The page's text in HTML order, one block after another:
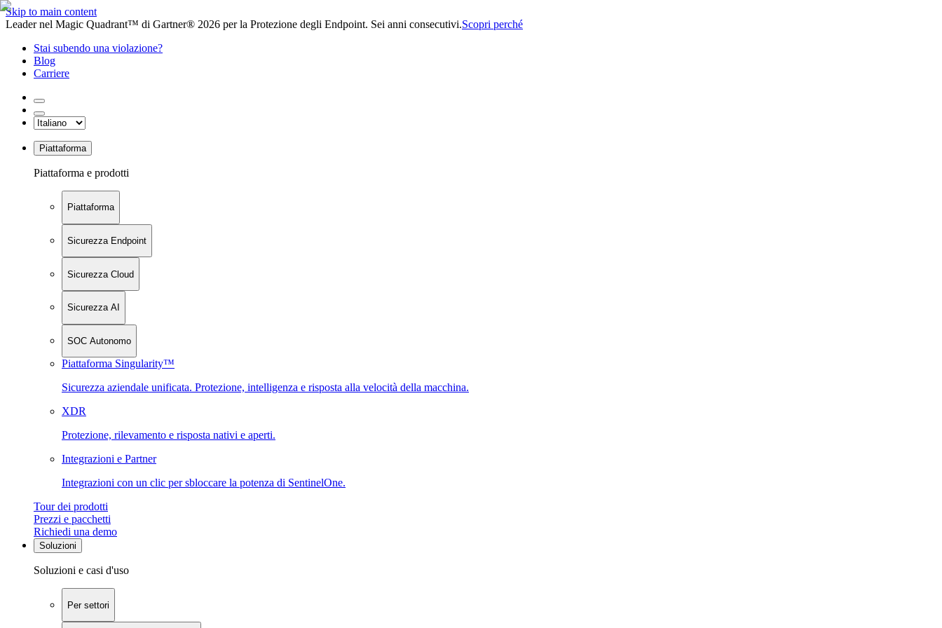
Skip to main content
Leader nel Magic Quadrant™ di Gartner® 2026 per la Protezione degli Endpoint. Sei anni consecutivi.Scopri perché
Stai subendo una violazione?
Blog
Carriere
Piattaforma
Piattaforma e prodotti
Piattaforma
Sicurezza Endpoint
Sicurezza Cloud
Sicurezza AI
SOC Autonomo
Piattaforma Singularity™
Sicurezza aziendale unificata. Protezione, intelligenza e risposta alla velocità della macchina.
XDR
Protezione, rilevamento e risposta nativi e aperti.
Integrazioni e Partner
Integrazioni con un clic per sbloccare la potenza di SentinelOne.
Tour dei prodotti
Prezzi e pacchetti
Richiedi una demo
Soluzioni
Soluzioni e casi d'uso
Per settori